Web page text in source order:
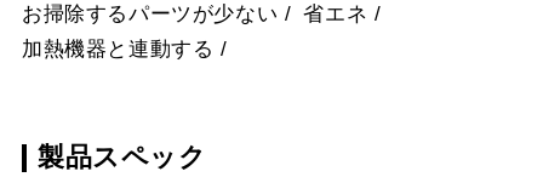
お掃除するパーツが少ない
省エネ
加熱機器と連動する
製品スペック